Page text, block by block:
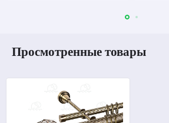
Просмотренные товары